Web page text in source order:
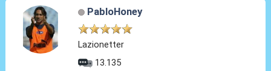
PabloHoney
Lazionetter
13.135